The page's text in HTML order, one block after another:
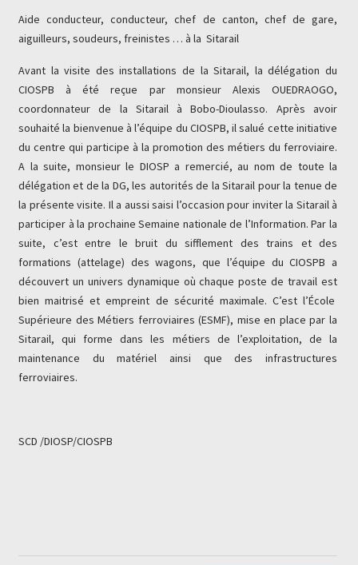
Aide conducteur, conducteur, chef de canton, chef de gare,
aiguilleurs, soudeurs, freinistes … à la Sitarail
Avant la visite des installations de la Sitarail, la délégation du
CIOSPB à été reçue par monsieur Alexis OUEDRAOGO,
coordonnateur de la Sitarail à Bobo-Dioulasso. Après avoir
souhaité la bienvenue à l’équipe du CIOSPB, il salué cette initiative
du centre qui participe à la promotion des métiers du ferroviaire.
A la suite, monsieur le DIOSP a remercié, au nom de toute la
délégation et de la DG, les autorités de la Sitarail pour la tenue de
la présente visite. Il a aussi saisi l’occasion pour inviter la Sitarail à
participer à la prochaine Semaine nationale de l’Information. Par la
suite, c’est entre le bruit du sifflement des trains et des
formations (attelage) des wagons, que l’équipe du CIOSPB a
découvert un univers dynamique où chaque poste de travail est
bien maitrisé et empreint de sécurité maximale. C’est l’École
Supérieure des Métiers ferroviaires (ESMF), mise en place par la
Sitarail, qui forme dans les métiers de l’exploitation, de la
maintenance du matériel ainsi que des infrastructures
ferroviaires.
SCD /DIOSP/CIOSPB